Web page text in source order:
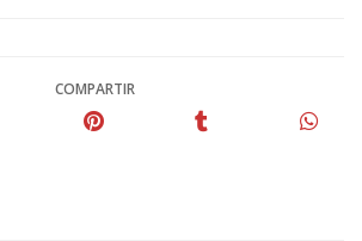
COMPARTIR